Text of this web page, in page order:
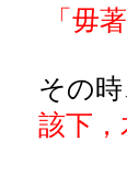
「毋
その
該下